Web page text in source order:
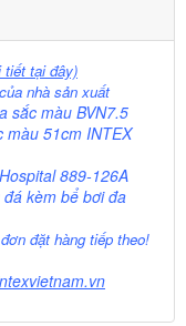
tiết tại đây)
nhà sản xuất
sắc màu BVN7.5
51cm INTEX
889-126A
kèm bể bơi đa
đặt hàng tiếp theo!